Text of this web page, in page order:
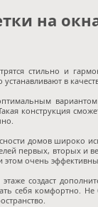
на
стильно и
в
конструкция
домов широко
первых, вторых и
этом очень
создаст
себя комфортно.